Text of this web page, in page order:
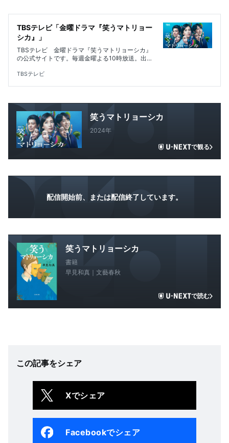
TBSテレビ「金曜ドラマ『笑うマトリョー
シカ』」
TBSテレビ 金曜ドラマ『笑うマトリョーシカ』
の公式サイトです。毎週金曜よる10時放送。出演
間の欲望と謎が絡み合うヒューマン政治サスペン
TBSテレビ
笑うマトリョーシカ
2024年
で観る
配信開始前、または配信終了しています。
笑うマトリョーシカ
書籍
早見和真｜文藝春秋
で読む
この記事をシェア
Xでシェア
Facebookでシェア